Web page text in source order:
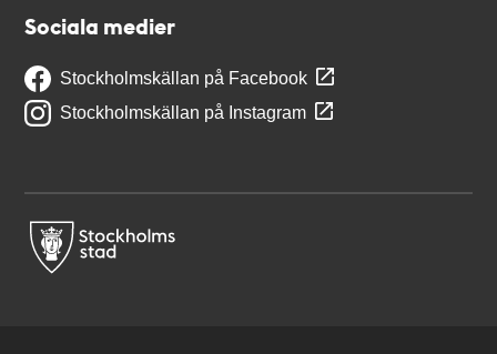
Sociala medier
Stockholmskällan på Facebook
Stockholmskällan på Instagram